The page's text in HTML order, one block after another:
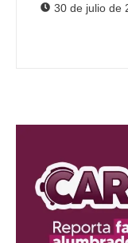
30 de julio de